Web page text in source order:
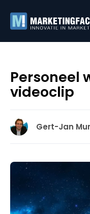
Personeel
videoclip
Gert-Jan